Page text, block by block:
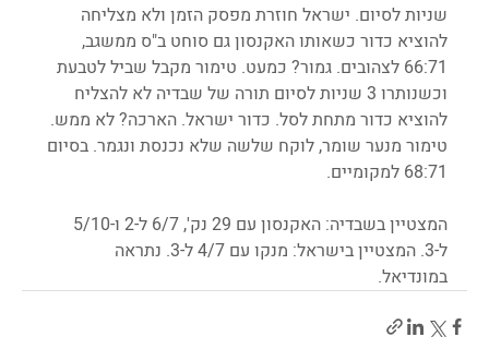
שניות לסיום. ישראל חוזרת מפסק הזמן ולא מצליחה
להוציא כדור כשאותו האקנסון גם סוחט ב"ס ממשגב,
66:71 לצהובים. גמור? כמעט. טימור מקבל שביל לטבעת
וכשנותרו 3 שניות לסיום תורה של שבדיה לא להצליח
להוציא כדור מתחת לסל. כדור ישראל. הארכה? לא ממש.
טימור מנער שומר, לוקח שלשה שלא נכנסת ונגמר. בסיום
68:71 למקומיים.
ל-3. המצטיין בישראל: מנקו עם 4/7 ל-3. נתראה
במונדיאל.